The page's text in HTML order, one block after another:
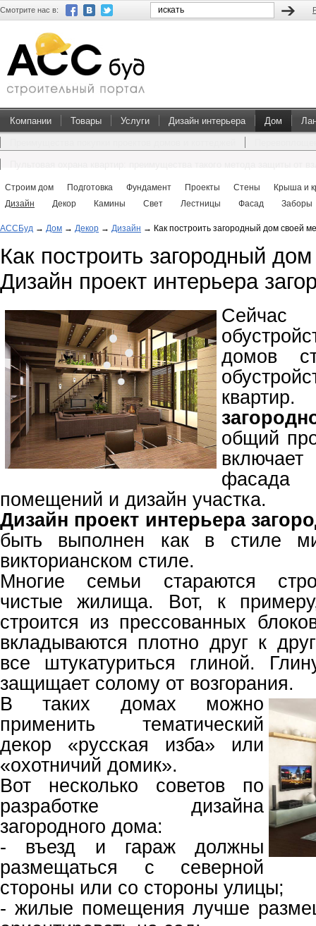
Смотрите нас в:
Компании Товары Услуги Дизайн интерьера Дом
Строим дом Подготовка Фундамент Проекты Стены
Крыша и
Дизайн
Декор Камины Свет Лестницы Фасад Заборы
АССБуд → Дом → Декор → Дизайн → Как построить загородный дом своей
Как построить загородный
Дизайн проект интерьера
Сейчас
домов
общий
фасада
помещений и дизайн участка.
Дизайн проект интерьера
быть выполнен как в стиле
викторианском стиле.
Многие семьи стараются
чистые жилища. Вот, к
строится из прессованных
вкладываются плотно друг к
все штукатуриться глиной.
защищает солому от возгорания.
В таких домах можно
применить тематический
декор «русская изба» или
«охотничий домик».
Вот несколько советов по
разработке дизайна
загородного дома:
- въезд и гараж должны
размещаться с северной
стороны или со стороны улицы;
- жилые помещения лучше